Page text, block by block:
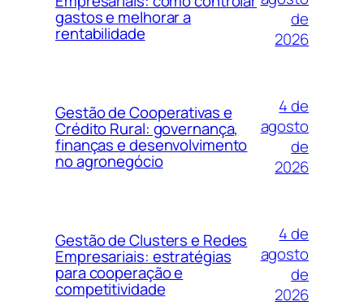
gastos e melhorar a
rentabilidade
de
2026
Gestão de Cooperativas e
Crédito Rural: governança,
finanças e desenvolvimento
no agronegócio
4 de
agosto
de
2026
Gestão de Clusters e Redes
Empresariais: estratégias
para cooperação e
competitividade
4 de
agosto
de
2026